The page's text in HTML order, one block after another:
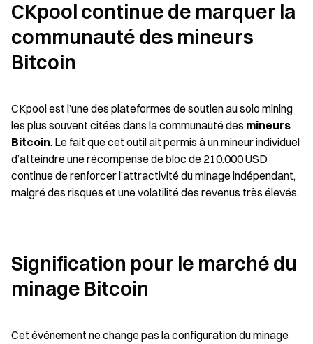
CKpool continue de marquer la
communauté des mineurs
Bitcoin
CKpool est l’une des plateformes de soutien au solo mining
les plus souvent citées dans la communauté des mineurs
Bitcoin. Le fait que cet outil ait permis à un mineur individuel
d’atteindre une récompense de bloc de 210.000 USD
continue de renforcer l’attractivité du minage indépendant,
malgré des risques et une volatilité des revenus très élevés.
Signification pour le marché du
minage Bitcoin
Cet événement ne change pas la configuration du minage